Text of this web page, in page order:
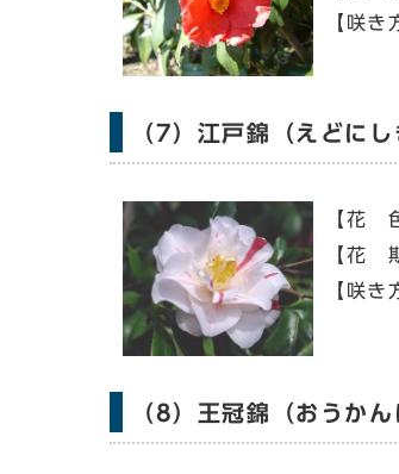
【咲
（7）江戸錦（えどにし
【花
【花
【咲
（8）王冠錦（おうかん